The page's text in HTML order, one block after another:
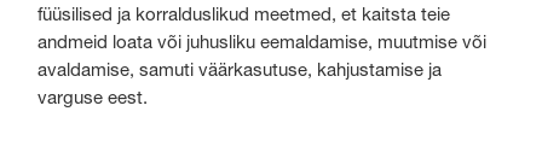
füüsilised ja korralduslikud meetmed, et kaitsta teie
andmeid loata või juhusliku eemaldamise, muutmise või
avaldamise, samuti väärkasutuse, kahjustamise ja
varguse eest.